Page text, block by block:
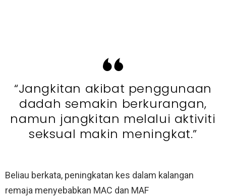
“Jangkitan akibat penggunaan
dadah semakin berkurangan,
namun jangkitan melalui aktiviti
seksual makin meningkat.”
Beliau berkata, peningkatan kes dalam kalangan
remaja menyebabkan MAC dan MAF